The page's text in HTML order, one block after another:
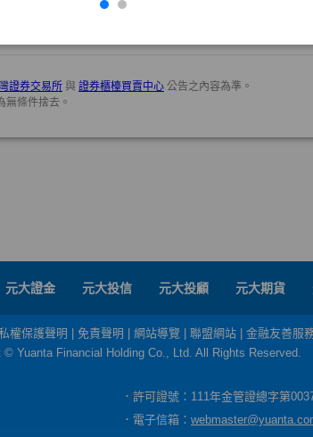
元大證金 元大投信 元大投顧 元大期貨
權保護聲明 免責聲明 網站導覽 聯盟網站
金融友善服
© Yuanta Financial Holding Co., Ltd. All Rights Reserved.
．許可證號：111年金管證總字第
．電子信箱：